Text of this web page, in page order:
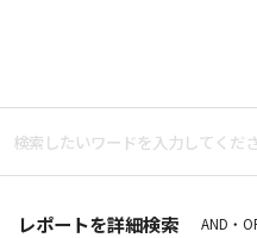
レポートを詳細検索 AND・